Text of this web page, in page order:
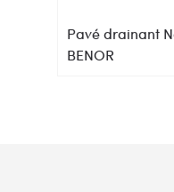
Pavé drainant
BENOR